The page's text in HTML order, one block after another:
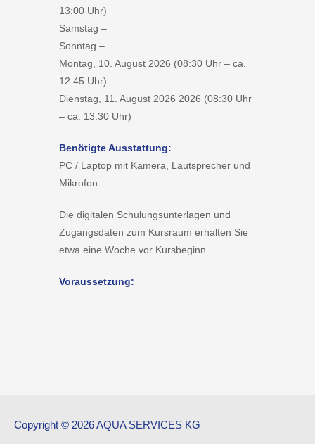
13:00 Uhr)
Samstag –
Sonntag –
Montag, 10. August 2026 (08:30 Uhr – ca.
12:45 Uhr)
Dienstag, 11. August 2026 2026 (08:30 Uhr
– ca. 13:30 Uhr)
Benötigte Ausstattung:
PC / Laptop mit Kamera, Lautsprecher und
Mikrofon
Die digitalen Schulungsunterlagen und
Zugangsdaten zum Kursraum erhalten Sie
etwa eine Woche vor Kursbeginn.
Voraussetzung:
–
Copyright © 2026 AQUA SERVICES KG